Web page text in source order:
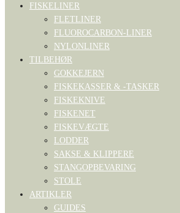
FISKELINER
FLETLINER
FLUOROCARBON-LINER
NYLONLINER
TILBEHØR
GOKKEJERN
FISKEKASSER & -TASKER
FISKEKNIVE
FISKENET
FISKEVÆGTE
LODDER
SAKSE & KLIPPERE
STANGOPBEVARING
STOLE
ARTIKLER
GUIDES